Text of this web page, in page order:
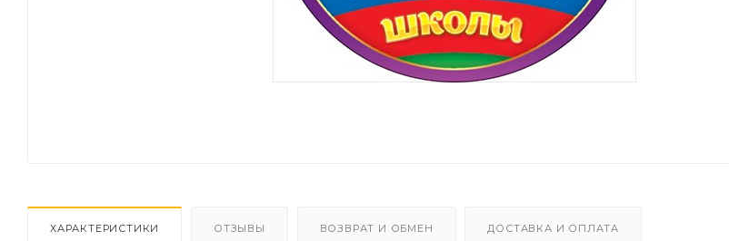
ХАРАКТЕРИСТИКИ ОТЗЫВЫ ВОЗВРАТ И ОБМЕН ДОСТАВКА И ОПЛАТА